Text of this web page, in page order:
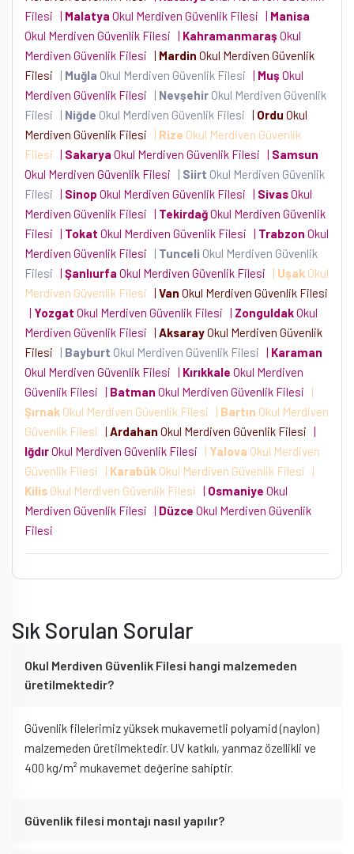
Filesi | Malatya Okul Merdiven Güvenlik Filesi | Manisa
Okul Merdiven Güvenlik Filesi | Kahramanmaraş Okul
Merdiven Güvenlik Filesi | Mardin Okul Merdiven Güvenlik
Filesi
| Muğla Okul Merdiven Güvenlik Filesi | Muş Okul
Merdiven Güvenlik Filesi
| Nevşehir Okul Merdiven Güvenlik
Filesi
| Niğde Okul Merdiven Güvenlik Filesi | Ordu Okul
Merdiven Güvenlik Filesi
| Rize Okul Merdiven Güvenlik
Filesi | Sakarya Okul Merdiven Güvenlik Filesi | Samsun
Okul Merdiven Güvenlik Filesi
| Siirt Okul Merdiven Güvenlik
Filesi | Sinop Okul Merdiven Güvenlik Filesi | SivasOkul
Merdiven Güvenlik Filesi | TekirdağOkul Merdiven Güvenlik
Filesi | Tokat Okul Merdiven Güvenlik Filesi | Trabzon Okul
Merdiven Güvenlik Filesi
| Tunceli Okul Merdiven Güvenlik
Filesi | Şanlıurfa Okul Merdiven Güvenlik Filesi | Uşak Okul
Merdiven Güvenlik Filesi | Van Okul Merdiven Güvenlik Filesi
| Yozgat Okul Merdiven Güvenlik Filesi | ZonguldakOkul
Merdiven Güvenlik Filesi | AksarayOkul Merdiven Güvenlik
Filesi
| Bayburt Okul Merdiven Güvenlik Filesi | Karaman
Okul Merdiven Güvenlik Filesi | Kırıkkale Okul Merdiven
Güvenlik Filesi | Batman Okul Merdiven Güvenlik Filesi
|
Şırnak Okul Merdiven Güvenlik Filesi | Bartın Okul Merdiven
Güvenlik Filesi | Ardahan Okul Merdiven Güvenlik Filesi |
IğdırOkul Merdiven Güvenlik Filesi | Yalova Okul Merdiven
Güvenlik Filesi
| Karabük Okul Merdiven Güvenlik Filesi
|
Kilis Okul Merdiven Güvenlik Filesi | Osmaniye Okul
Merdiven Güvenlik Filesi | Düzce Okul Merdiven Güvenlik
Filesi
Sık Sorulan Sorular
Okul Merdiven Güvenlik Filesi hangi malzemeden
üretilmektedir?
Güvenlik filelerimiz yüksek mukavemetli polyamid (naylon)
malzemeden üretilmektedir. UV katkılı, yanmaz özellikli ve
400 kg/m² mukavemet değerine sahiptir.
Güvenlik filesi montajı nasıl yapılır?